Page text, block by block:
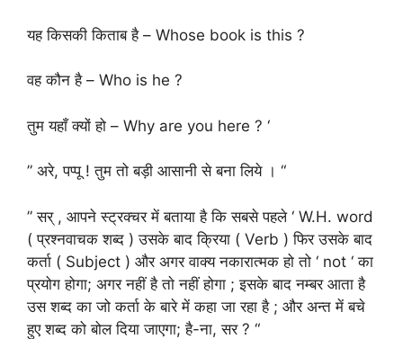
यह किसकी किताब है – Whose book is this ?
वह कौन है – Who is he ?
तुम यहाँ क्यों हो – Why are you here ? ‘
” अरे, पप्पू ! तुम तो बड़ी आसानी से बना लिये । “
” सर् , आपने स्ट्रक्चर में बताया है कि सबसे पहले ‘ W.H. word
( प्रश्नवाचक शब्द ) उसके बाद क्रिया ( Verb ) फिर उसके बाद
कर्ता ( Subject ) और अगर वाक्य नकारात्मक हो तो ‘ not ‘ का
प्रयोग होगा; अगर नहीं है ताे नहीं होगा ; इसके बाद नम्बर आता है
उस शब्द का जो कर्ता के बारे में कहा जा रहा है ; और अन्त में बचे
हुए शब्द को बोल दिया जाएगा; है-ना, सर ? “